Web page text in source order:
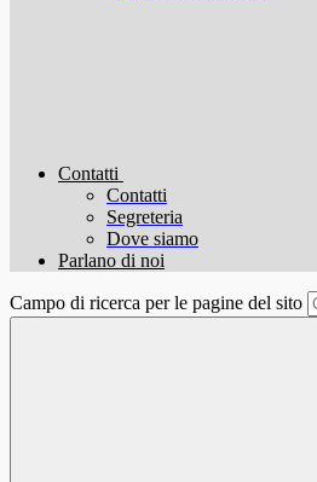
Contatti
Contatti
Segreteria
Dove siamo
Parlano di noi
Campo di ricerca per le pagine del sito